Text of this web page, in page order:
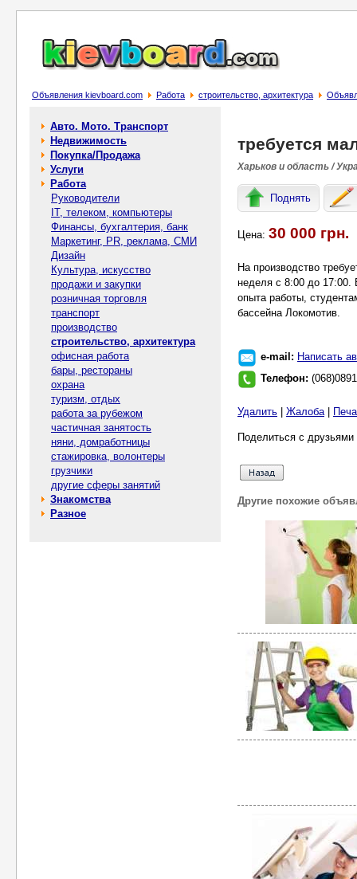
Объявления kievboard.com Работа строительство, архитектура
Авто. Мото. Транспорт
Недвижимость
Покупка/Продажа
Услуги
Работа
Руководители
IT, телеком, компьютеры
Финансы, бухгалтерия, банк
Маркетинг, PR, реклама, СМИ
Дизайн
Культура, искусство
продажи и закупки
розничная торговля
транспорт
производство
строительство, архитектура
офисная работа
бары, рестораны
охрана
туризм, отдых
работа за рубежом
частичная занятость
няни, домработницы
стажировка, волонтеры
грузчики
другие сферы занятий
Знакомства
Разное
требуется
Харьков и область /
Поднять
Цена: 30 000 грн.
На производство
неделя с 8:00 до 17:00.
опыта работы,
бассейна Локомотив.
e-mail: Написать
Телефон:
Удалить Жалоба|
Поделиться с
Другие похожие